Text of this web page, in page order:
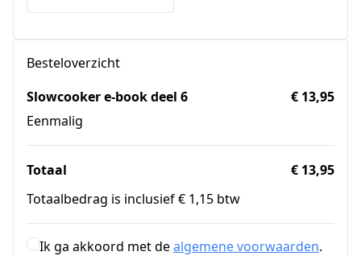
Besteloverzicht
Slowcooker e-book deel 6
Eenmalig
€ 13,95
Totaal
€ 13,95
Totaalbedrag is inclusief € 1,15 btw
Ik ga akkoord met dealgemene voorwaarden.